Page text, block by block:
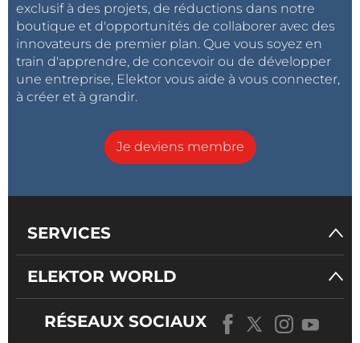
exclusif à des projets, de réductions dans notre
boutique et d'opportunités de collaborer avec des
innovateurs de premier plan. Que vous soyez en
train d'apprendre, de concevoir ou de développer
une entreprise, Elektor vous aide à vous connecter,
à créer et à grandir.
Je deviens membre
SERVICES
ELEKTOR WORLD
RÉSEAUX SOCIAUX